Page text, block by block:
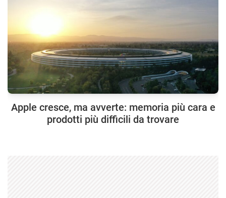
Apple cresce, ma avverte: memoria più cara e
prodotti più difficili da trovare